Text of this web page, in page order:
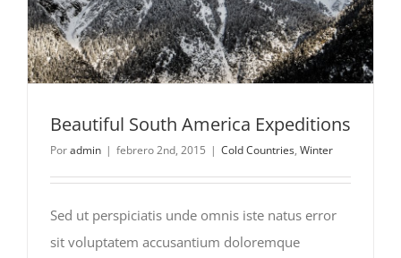
Beautiful South America Expeditions
Poradmin | febrero 2nd, 2015 | Cold Countries, Winter
Sed ut perspiciatis unde omnis iste natus error
sit voluptatem accusantium doloremque